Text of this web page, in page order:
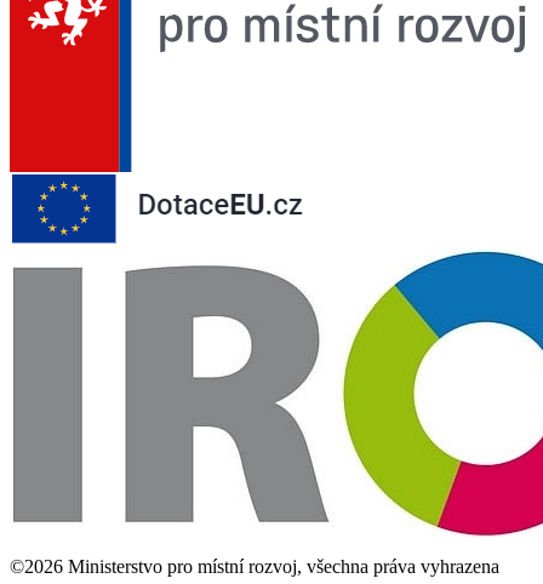
©2026 Ministerstvo pro místní rozvoj, všechna práva vyhrazena